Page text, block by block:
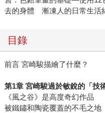
去的身體 漸凍人的日常生活
目錄
前言 宮崎駿描繪了什麼？
第1章 宮崎駿過於敏銳的「技
《風之谷》是高度奇幻作品
被鐵鏽和陶瓷覆蓋的不毛之地